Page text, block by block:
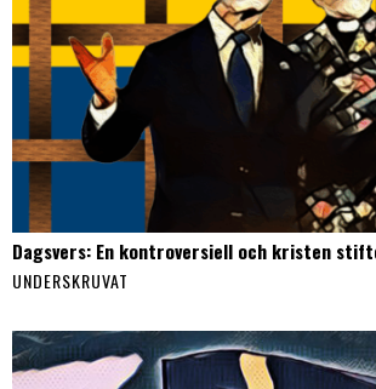
Dagsvers: En kontroversiell och kristen
UNDERSKRUVAT